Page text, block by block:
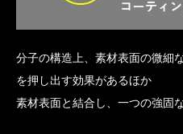
分子の構造上、素材表面の微細
を押し出す効果があるほか
素材表面と結合し、一つの強固